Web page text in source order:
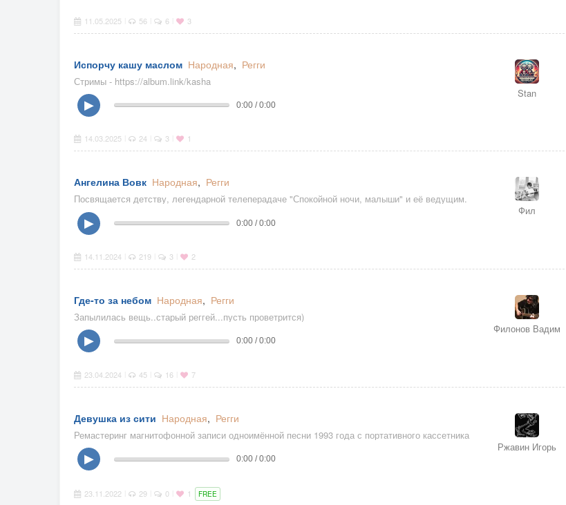
11.05.2025 56 6 3
Испорчу кашу маслом Народная, Регги
Стримы - https://album.link/kasha
Stan
▶ 0:00 / 0:00
14.03.2025 24 3 1
Ангелина Вовк Народная, Регги
Посвящается детству, легендарной телеперадаче "Спокойной ночи, малыши" и её ведущим.
Фил
▶ 0:00 / 0:00
14.11.2024 219 3 2
Где-то за небом Народная, Регги
Запылилась вещь..старый реггей...пусть проветрится)
Филонов Вадим
▶ 0:00 / 0:00
23.04.2024 45 16 7
Девушка из сити Народная, Регги
Ремастеринг магнитофонной записи одноимённой песни 1993 года с портативного кассетника
Ржавин Игорь
▶ 0:00 / 0:00
23.11.2022 29 0 1 FREE